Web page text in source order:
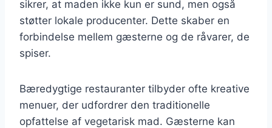
sikrer, at maden ikke kun er sund, men også
støtter lokale producenter. Dette skaber en
forbindelse mellem gæsterne og de råvarer, de
spiser.
Bæredygtige restauranter tilbyder ofte kreative
menuer, der udfordrer den traditionelle
opfattelse af vegetarisk mad. Gæsterne kan